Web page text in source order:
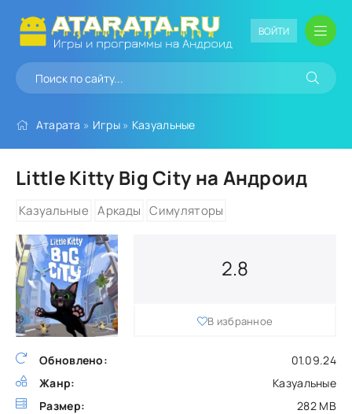
ВОЙТИ
Атарата » Игры» Казуальные
Little Kitty Big City на Андроид
Казуальные Аркады Симуляторы
Обновлено:
01.09.24
Жанр:
Казуальные
Размер:
282 MB
2.8
В избранное